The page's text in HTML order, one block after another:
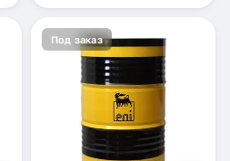
Под заказ